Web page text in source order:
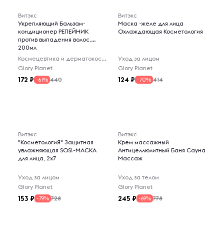
Витэкс
Укрепляющий Бальзам-
кондиционер РЕПЕЙНИК
против выпадения волос,
200мл
Космецевтика и дерматокосметика
Glory Planet
172 -61% 440
Витэкс
Маска -желе для лица
Охлаждающая Косметология
Уход за лицом
Glory Planet
124 -70% 414
Витэкс
"КосметологиЯ" Защитная
увлажняющая SOS!-МАСКА
для лица, 2x7
Уход за лицом
Glory Planet
153 -79% 728
Витэкс
Крем массажный
Антицеллюлитный Баня Сауна
Массаж
Уход за телом
Glory Planet
245 -69% 778